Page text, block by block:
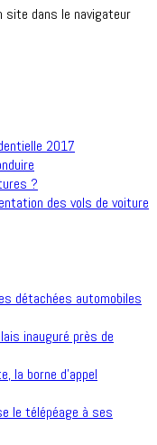
site dans le navigateur
2017
?
des vols de voiture
détachées automobiles
inauguré près de
la borne d’appel
le télépéage à ses